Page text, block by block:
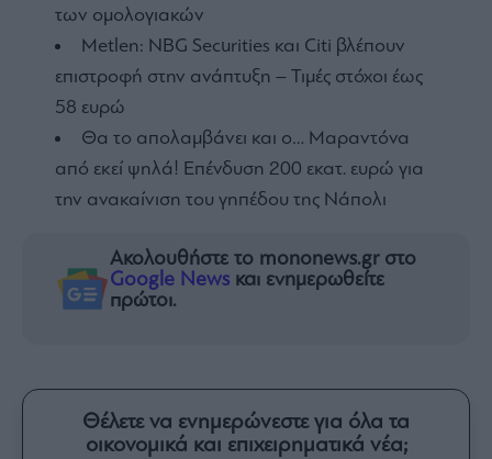
των ομολογιακών
Metlen: NBG Securities και Citi βλέπουν
επιστροφή στην ανάπτυξη – Τιμές στόχοι έως
58 ευρώ
Θα το απολαμβάνει και ο… Μαραντόνα
από εκεί ψηλά! Επένδυση 200 εκατ. ευρώ για
την ανακαίνιση του γηπέδου της Νάπολι
Ακολουθήστε το mononews.gr στο
Google News και ενημερωθείτε
πρώτοι.
Θέλετε να ενημερώνεστε για όλα τα
οικονομικά και επιχειρηματικά νέα;